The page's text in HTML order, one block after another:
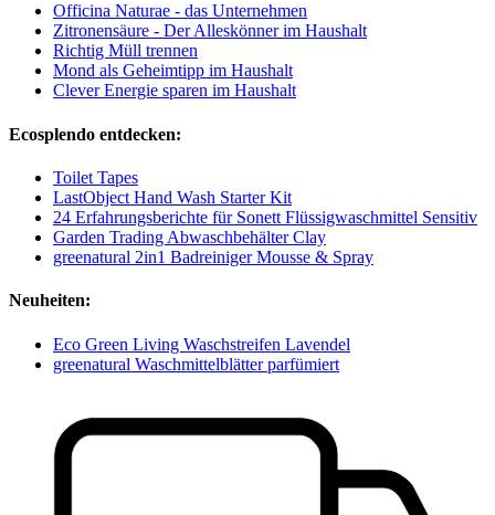
Officina Naturae - das Unternehmen
Zitronensäure - Der Alleskönner im Haushalt
Richtig Müll trennen
Mond als Geheimtipp im Haushalt
Clever Energie sparen im Haushalt
Ecosplendo entdecken:
Toilet Tapes
LastObject Hand Wash Starter Kit
24 Erfahrungsberichte für Sonett Flüssigwaschmittel Sensitiv
Garden Trading Abwaschbehälter Clay
greenatural 2in1 Badreiniger Mousse & Spray
Neuheiten:
Eco Green Living Waschstreifen Lavendel
greenatural Waschmittelblätter parfümiert